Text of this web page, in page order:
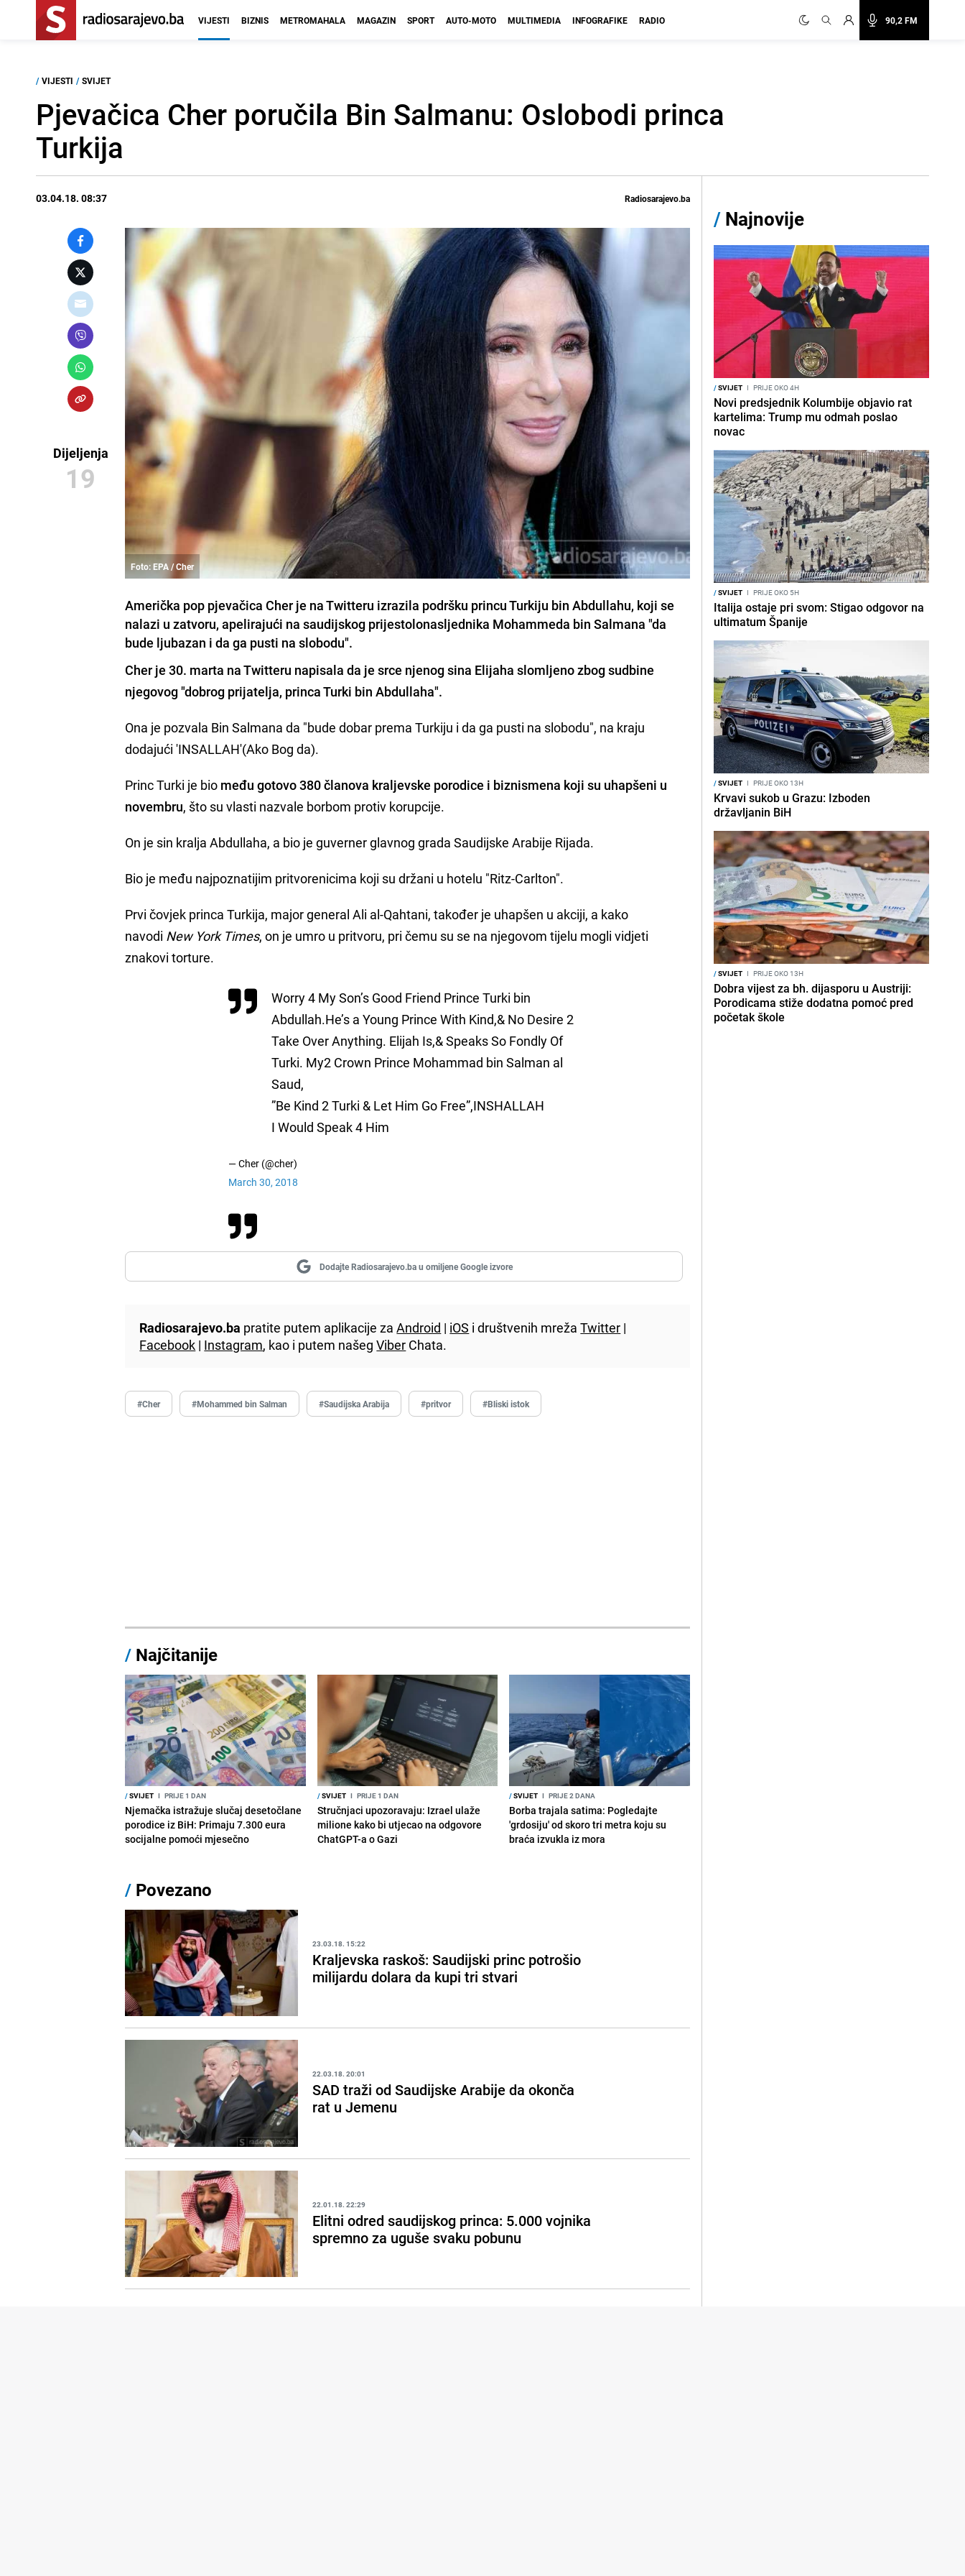
90,2 FM
VIJESTI BIZNIS METROMAHALA MAGAZIN SPORT AUTO-MOTO MULTIMEDIA INFOGRAFIKE RADIO
/ VIJESTI / SVIJET
Pjevačica Cher poručila Bin Salmanu: Oslobodi princa
Turkija
03.04.18. 08:37 Radiosarajevo.ba
Dijeljenja
19
Foto: EPA / Cher
Američka pop pjevačica Cher je na Twitteru izrazila podršku princu Turkiju bin Abdullahu, koji se
nalazi u zatvoru, apelirajući na saudijskog prijestolonasljednika Mohammeda bin Salmana "da
bude ljubazan i da ga pusti na slobodu".
Cher je 30. marta na Twitteru napisala da je srce njenog sina Elijaha slomljeno zbog sudbine
njegovog "dobrog prijatelja, princa Turki bin Abdullaha".
Ona je pozvala Bin Salmana da "bude dobar prema Turkiju i da ga pusti na slobodu", na kraju
dodajući 'INSALLAH'(Ako Bog da).
Princ Turki je bio među gotovo 380 članova kraljevske porodice i biznismena koji su uhapšeni u
novembru, što su vlasti nazvale borbom protiv korupcije.
On je sin kralja Abdullaha, a bio je guverner glavnog grada Saudijske Arabije Rijada.
Bio je među najpoznatijim pritvorenicima koji su držani u hotelu "Ritz-Carlton".
Prvi čovjek princa Turkija, major general Ali al-Qahtani, također je uhapšen u akciji, a kako
navodi New York Times, on je umro u pritvoru, pri čemu su se na njegovom tijelu mogli vidjeti
znakovi torture.
Worry 4 My Son’s Good Friend Prince Turki bin
Abdullah.He’s a Young Prince With Kind,& No Desire 2
Take Over Anything. Elijah Is,& Speaks So Fondly Of
Turki. My2 Crown Prince Mohammad bin Salman al
Saud,
”Be Kind 2 Turki & Let Him Go Free”,INSHALLAH
I Would Speak 4 Him
— Cher (@cher)
March 30, 2018
Dodajte Radiosarajevo.ba u omiljene Google izvore
Radiosarajevo.ba pratite putem aplikacije zaAndroid | iOS i društvenih mrežaTwitter |
Facebook | Instagram, kao i putem našegViber Chata.
#Cher #Mohammed bin Salman #Saudijska Arabija #pritvor #Bliski istok
/ Najčitanije
/SVIJET I PRIJE 1 DAN
Njemačka istražuje slučaj desetočlane
porodice iz BiH: Primaju 7.300 eura
socijalne pomoći mjesečno
/SVIJET I PRIJE 1 DAN
Stručnjaci upozoravaju: Izrael ulaže
milione kako bi utjecao na odgovore
ChatGPT-a o Gazi
/SVIJET I PRIJE 2 DANA
Borba trajala satima: Pogledajte
'grdosiju' od skoro tri metra koju su
braća izvukla iz mora
/ Povezano
23.03.18. 15:22
Kraljevska raskoš: Saudijski princ potrošio
milijardu dolara da kupi tri stvari
22.03.18. 20:01
SAD traži od Saudijske Arabije da okonča
rat u Jemenu
22.01.18. 22:29
Elitni odred saudijskog princa: 5.000 vojnika
spremno za uguše svaku pobunu
/ Najnovije
/SVIJET I PRIJE OKO 4H
Novi predsjednik Kolumbije objavio rat
kartelima: Trump mu odmah poslao
novac
/SVIJET I PRIJE OKO 5H
Italija ostaje pri svom: Stigao odgovor na
ultimatum Španije
/SVIJET I PRIJE OKO 13H
Krvavi sukob u Grazu: Izboden
državljanin BiH
/SVIJET I PRIJE OKO 13H
Dobra vijest za bh. dijasporu u Austriji:
Porodicama stiže dodatna pomoć pred
početak škole